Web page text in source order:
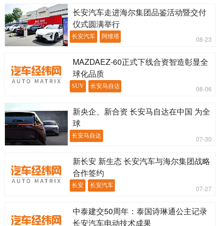
长安汽车 阿维塔
长安汽车走进海尔集团品鉴活动暨交付
仪式圆满举行
08-23
SUV 长安马自达
MAZDAEZ-60正式下线合资智造彰显全
球化品质
08-06
长安马自达
新央企、新合资 长安马自达在中国 为全
球
07-30
长安 长安汽车
新长安 新生态 长安汽车与海尔集团战略
合作签约
07-27
中泰建交50周年：泰国诗琳通公主记录
长安汽车电动技术成果